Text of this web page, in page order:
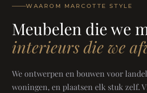
WAAROM MARCOTTE STYLE
Meubelen die we
interieurs die we
We ontwerpen en bouwen voor
woningen, en plaatsen elk stuk zelf.